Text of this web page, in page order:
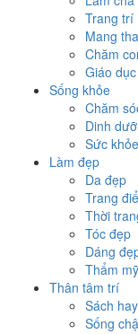
Trang trí
Mang
Chăm
Giáo
Sống khỏe
Chăm
Dinh
Sức
Làm đẹp
Da đẹp
Trang
Thời
Tóc đẹp
Dáng
Thẩm
Thân tâm trí
Sách hay
Sống